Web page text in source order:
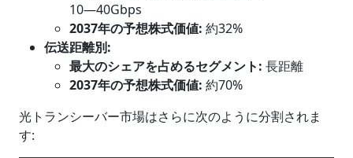
10―40Gbps
2037年の予想株式価値: 約32%
伝送距離別:
最大のシェアを占めるセグメント: 長距離
2037年の予想株式価値: 約70%
光トランシーバー市場はさらに次のように分割されま
す: